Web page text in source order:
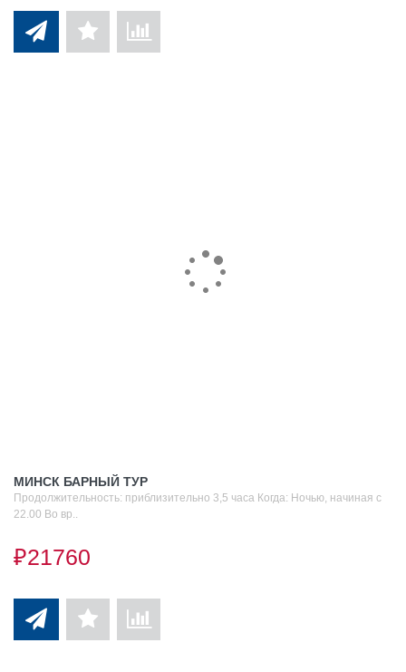
МИНСК БАРНЫЙ ТУР
Продолжительность: приблизительно 3,5 часа Когда: Ночью, начиная с
22.00 Во вр..
₽21760